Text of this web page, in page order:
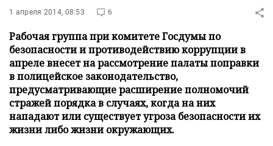
1 апреля 2014, 08:53 6
Рабочая группа при комитете Госдумы по
безопасности и противодействию коррупции в
апреле внесет на рассмотрение палаты поправки
в полицейское законодательство,
предусматривающие расширение полномочий
стражей порядка в случаях, когда на них
нападают или существует угроза безопасности их
жизни либо жизни окружающих.